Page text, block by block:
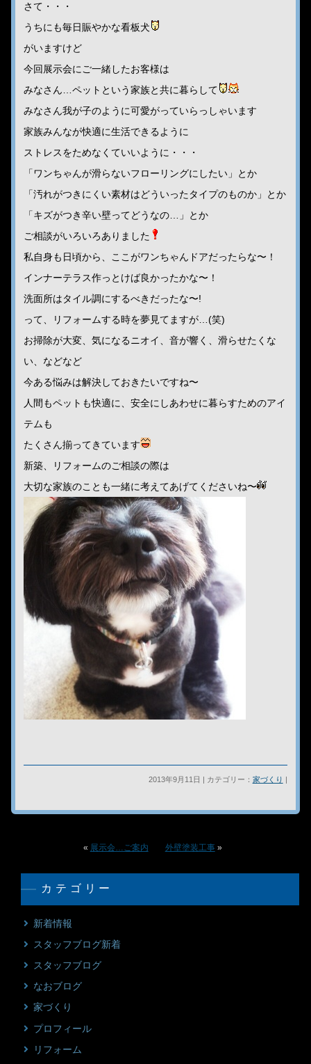
さて・・・
うちにも毎日賑やかな看板犬
がいますけど
今回展示会にご一緒したお客様は
みなさん…ペットという家族と共に暮らして
みなさん我が子のように可愛がっていらっしゃいます
家族みんなが快適に生活できるように
ストレスをためなくていいように・・・
「ワンちゃんが滑らないフローリングにしたい」とか
「汚れがつきにくい素材はどういったタイプのものか」とか
「キズがつき辛い壁ってどうなの…」とか
ご相談がいろいろありました
私自身も日頃から、ここがワンちゃんドアだったらな〜！
インナーテラス作っとけば良かったかな〜！
洗面所はタイル調にするべきだったな〜!
って、リフォームする時を夢見てますが…(笑)
お掃除が大変、気になるニオイ、音が響く、滑らせたくな
い、などなど
今ある悩みは解決しておきたいですね〜
人間もペットも快適に、安全にしあわせに暮らすためのアイ
テムも
たくさん揃ってきています
新築、リフォームのご相談の際は
大切な家族のことも一緒に考えてあげてくださいね〜
2013年9月11日 | カテゴリー： 家づくり |
« 展示会…ご案内 外壁塗装工事»
カテゴリー
新着情報
スタッフブログ新着
スタッフブログ
なおブログ
家づくり
プロフィール
リフォーム